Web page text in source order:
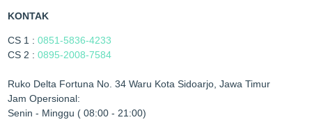
KONTAK
CS 1 :0851-5836-4233
CS 2 :0895-2008-7584
Ruko Delta Fortuna No. 34 Waru Kota Sidoarjo, Jawa Timur
Jam Opersional:
Senin - Minggu ( 08:00 - 21:00)